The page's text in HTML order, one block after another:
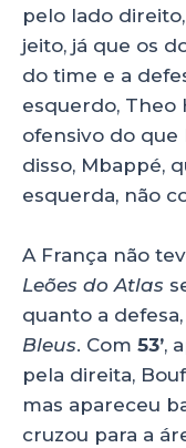
pelo lado
jeito, já que os
do time e a
esquerdo, Theo
ofensivo do que
disso, Mbappé,
esquerda, não
A França não
Leões do Atlas
quanto a
Bleus. Com 53’,
pela direita,
mas apareceu
cruzou para a